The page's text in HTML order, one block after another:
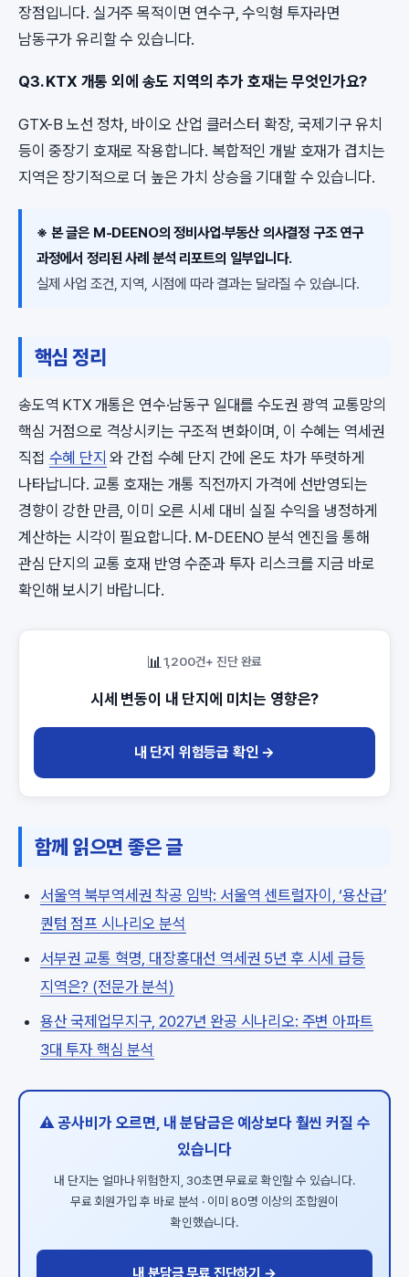
장점입니다. 실거주 목적이면 연수구, 수익형 투자라면
남동구가 유리할 수 있습니다.
Q3. KTX 개통 외에 송도 지역의 추가 호재는 무엇인가요?
GTX-B 노선 정차, 바이오 산업 클러스터 확장, 국제기구 유치
등이 중장기 호재로 작용합니다. 복합적인 개발 호재가 겹치는
지역은 장기적으로 더 높은 가치 상승을 기대할 수 있습니다.
※ 본 글은 M-DEENO의 정비사업·부동산 의사결정 구조 연구
과정에서 정리된 사례 분석 리포트의 일부입니다.
실제 사업 조건, 지역, 시점에 따라 결과는 달라질 수 있습니다.
핵심 정리
송도역 KTX 개통은 연수·남동구 일대를 수도권 광역 교통망의
핵심 거점으로 격상시키는 구조적 변화이며, 이 수혜는 역세권
직접 수혜 단지 와 간접 수혜 단지 간에 온도 차가 뚜렷하게
나타납니다. 교통 호재는 개통 직전까지 가격에 선반영되는
경향이 강한 만큼, 이미 오른 시세 대비 실질 수익을 냉정하게
계산하는 시각이 필요합니다. M-DEENO 분석 엔진을 통해
관심 단지의 교통 호재 반영 수준과 투자 리스크를 지금 바로
확인해 보시기 바랍니다.
📊 1,200건+ 진단 완료
시세 변동이 내 단지에 미치는 영향은?
내 단지 위험등급 확인 →
함께 읽으면 좋은 글
서울역 북부역세권 착공 임박: 서울역 센트럴자이, ‘용산급’
퀀텀 점프 시나리오 분석
서부권 교통 혁명, 대장홍대선 역세권 5년 후 시세 급등
지역은? (전문가 분석)
용산 국제업무지구, 2027년 완공 시나리오: 주변 아파트
3대 투자 핵심 분석
⚠️ 공사비가 오르면, 내 분담금은 예상보다 훨씬 커질 수
있습니다
내 단지는 얼마나 위험한지, 30초면 무료로 확인할 수 있습니다.
무료 회원가입 후 바로 분석 · 이미 80명 이상의 조합원이
확인했습니다.
내 분담금 무료 진단하기 →